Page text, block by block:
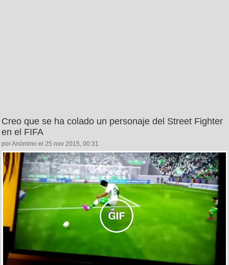
Creo que se ha colado un personaje del Street Fighter
en el FIFA
por Anónimo el 25 nov 2015, 00:31